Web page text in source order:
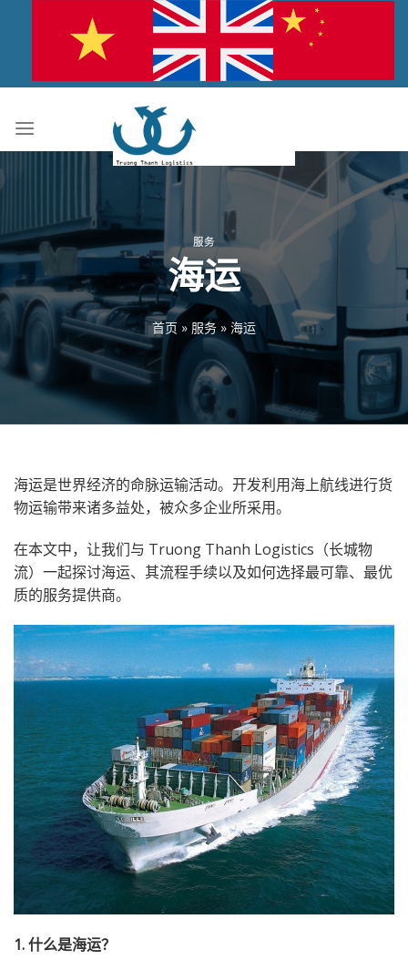
服务
海运
首页 » 服务» 海运
海运是世界经济的命脉运输活动。开发利用海上航线进行货
物运输带来诸多益处，被众多企业所采用。
在本文中，让我们与 Truong Thanh Logistics（长城物
流）一起探讨海运、其流程手续以及如何选择最可靠、最优
质的服务提供商。
1. 什么是海运？